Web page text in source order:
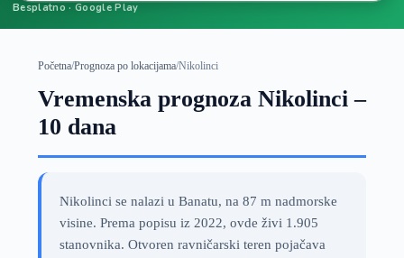
Besplatno · Google Play
Početna/Prognoza po lokacijama/Nikolinci
Vremenska prognoza Nikolinci –
10 dana
Nikolinci se nalazi u Banatu, na 87 m nadmorske
visine. Prema popisu iz 2022, ovde živi 1.905
stanovnika. Otvoren ravničarski teren pojačava